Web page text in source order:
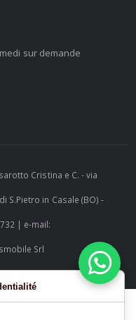
sur demande
Cristina e C. - via
S.Pietro in Casale (BO) -
| e-mail:
Srl